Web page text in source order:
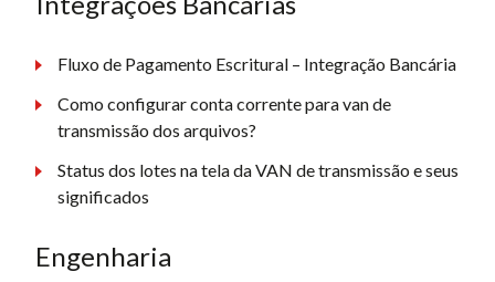
Fluxo de Pagamento Escritural – Integração Bancária
Como configurar conta corrente para van de
transmissão dos arquivos?
Status dos lotes na tela da VAN de transmissão e seus
significados
Engenharia